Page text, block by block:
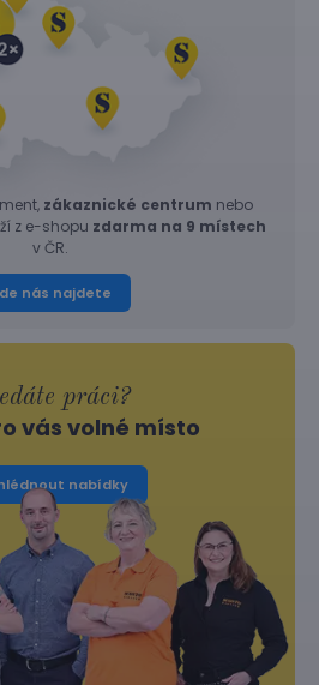
zákaznické centrum nebo
z e-shopu zdarma na 9 místech
v ČR.
nás najdete
práci?
vás volné místo
nabídky